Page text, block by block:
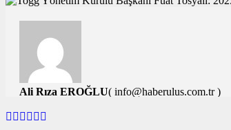
Ali Rıza EROĞLU( info@haberulus.com.tr )